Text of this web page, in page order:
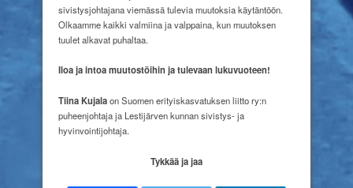
sivistysjohtajana viemässä tulevia muutoksia käytäntöön.
Olkaamme kaikki valmiina ja valppaina, kun muutoksen
tuulet alkavat puhaltaa.
Iloa ja intoa muutostöihin ja tulevaan lukuvuoteen!
Tiina Kujalaon Suomen erityiskasvatuksen liitto ry:n
puheenjohtaja ja Lestijärven kunnan sivistys- ja
hyvinvointijohtaja.
Tykkää ja jaa